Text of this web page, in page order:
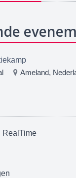
Ameland,
RealTime